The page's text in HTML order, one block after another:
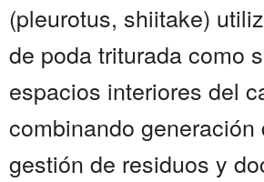
(pleurotus, shiitake)
de poda triturada como
espacios interiores del
combinando generación
gestión de residuos y